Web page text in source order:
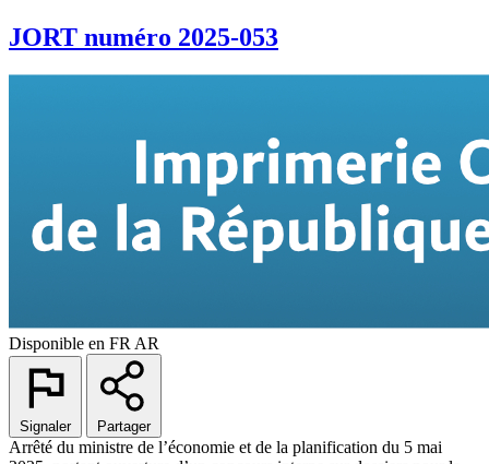
JORT numéro 2025-053
Disponible en FR AR
Signaler Partager
Arrêté du ministre de l’économie et de la planification du 5 mai